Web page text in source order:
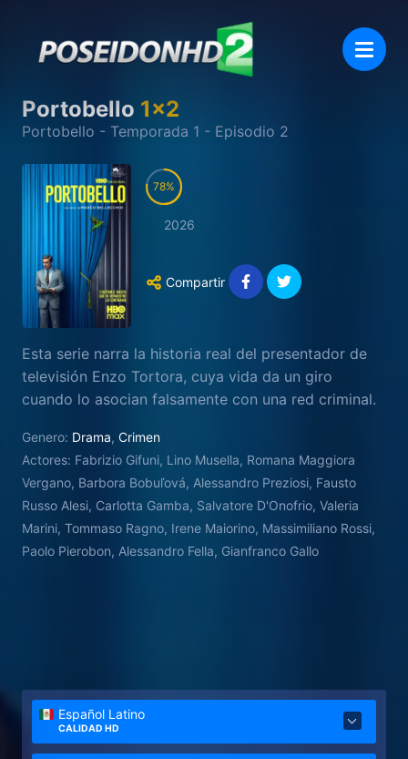
Portobello 1x2
Portobello - Temporada 1 - Episodio 2
78
2026
Compartir
Esta serie narra la historia real del presentador de
televisión Enzo Tortora, cuya vida da un giro
cuando lo asocian falsamente con una red criminal.
Genero: Drama, Crimen
Actores: Fabrizio Gifuni, Lino Musella, Romana Maggiora
Vergano, Barbora Bobuľová, Alessandro Preziosi, Fausto
Russo Alesi, Carlotta Gamba, Salvatore D'Onofrio, Valeria
Marini, Tommaso Ragno, Irene Maiorino, Massimiliano Rossi,
Paolo Pierobon, Alessandro Fella, Gianfranco Gallo
Español Latino
CALIDAD HD